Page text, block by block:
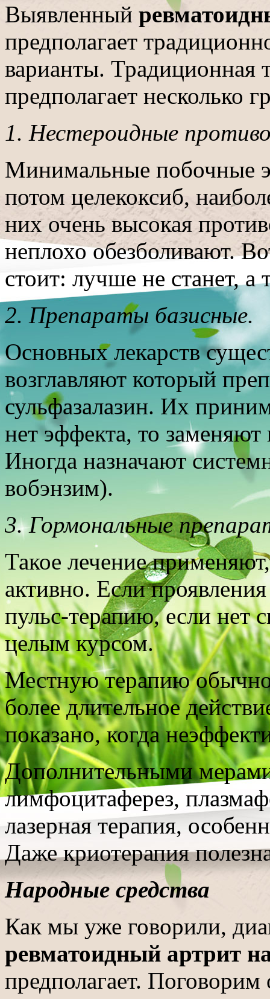
Выявленный
предполагает
варианты. Традиционная
предполагает несколько
1. Нестероидные
Минимальные побочные
потом целекоксиб,
них очень высокая
неплохо обезболивают.
стоит: лучше не станет, а
2. Препараты базисные.
Основных лекарств
возглавляют который
сульфазалазин. Их
нет эффекта, то заменяют
Иногда назначают
вобэнзим).
3. Гормональные
Такое лечение
активно. Если
пульс-терапию, если нет
целым курсом.
Местную терапию
более длительное
показано, когда
Дополнительными
лимфоцитаферез,
лазерная терапия,
Даже криотерапия
Народные средства
Как мы уже говорили,
ревматоидный артрит
предполагает.